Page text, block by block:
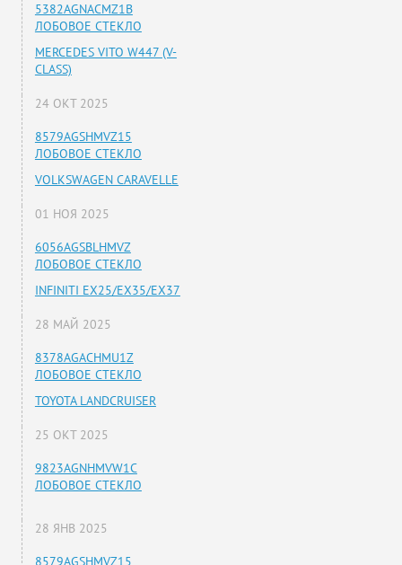
5382AGNACMZ1B
ЛОБОВОЕ СТЕКЛО
MERCEDES VITO W447 (V-
CLASS)
24 ОКТ 2025
8579AGSHMVZ15
ЛОБОВОЕ СТЕКЛО
VOLKSWAGEN CARAVELLE
01 НОЯ 2025
6056AGSBLHMVZ
ЛОБОВОЕ СТЕКЛО
INFINITI EX25/EX35/EX37
28 МАЙ 2025
8378AGACHMU1Z
ЛОБОВОЕ СТЕКЛО
TOYOTA LANDCRUISER
25 ОКТ 2025
9823AGNHMVW1C
ЛОБОВОЕ СТЕКЛО
28 ЯНВ 2025